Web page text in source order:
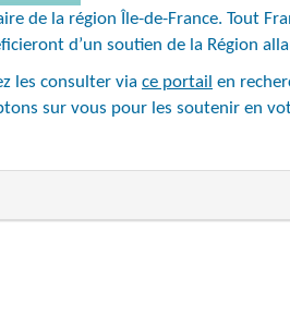
de la région Île-de-France. Tout
d’un soutien de la Région
les consulter via ce portail en
sur vous pour les soutenir en